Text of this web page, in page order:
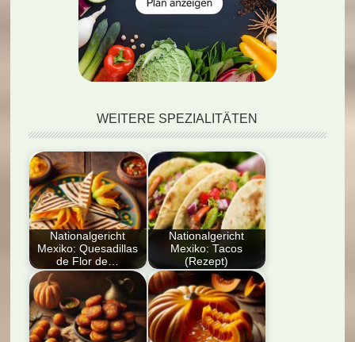
WEITERE SPEZIALITÄTEN
Nationalgericht
Mexiko: Quesadillas
de Flor de…
Der Artikel stellt das
traditionelle
mexikanische Gericht
Quesadillas de Flor…
Nationalgericht
Mexiko: Tacos
(Rezept)
Erlebe authentische
mexikanische Küche
mit unserem Rezept
für Tacos: Tortillas,…